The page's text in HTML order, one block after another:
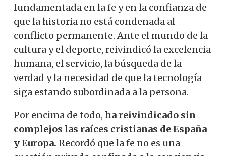
fundamentada en la fe y en la confianza de
que la historia no está condenada al
conflicto permanente. Ante el mundo de la
cultura y el deporte, reivindicó la excelencia
humana, el servicio, la búsqueda de la
verdad y la necesidad de que la tecnología
siga estando subordinada a la persona.
Por encima de todo, ha reivindicado sin
complejos las raíces cristianas de España
y Europa. Recordó que la fe no es una